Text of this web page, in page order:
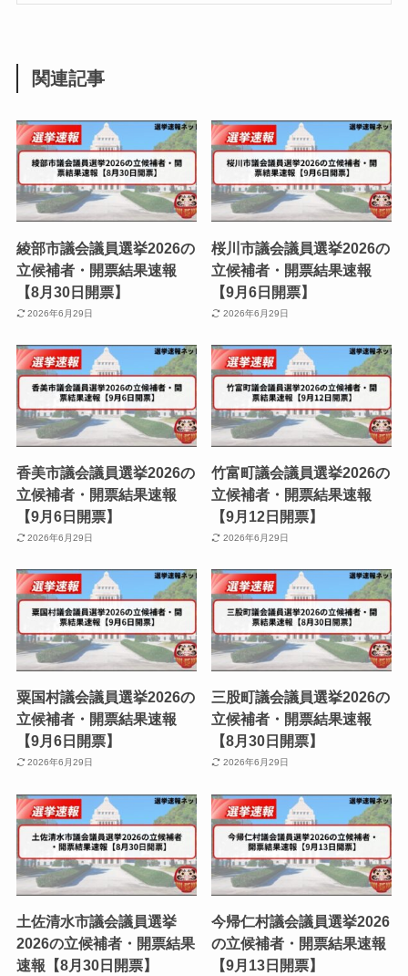
関連記事
綾部市議会議員選挙2026の
立候補者・開票結果速報
【8月30日開票】
2026年6月29日
桜川市議会議員選挙2026の
立候補者・開票結果速報
【9月6日開票】
2026年6月29日
香美市議会議員選挙2026の
立候補者・開票結果速報
【9月6日開票】
2026年6月29日
竹富町議会議員選挙2026の
立候補者・開票結果速報
【9月12日開票】
2026年6月29日
粟国村議会議員選挙2026の
立候補者・開票結果速報
【9月6日開票】
2026年6月29日
三股町議会議員選挙2026の
立候補者・開票結果速報
【8月30日開票】
2026年6月29日
土佐清水市議会議員選挙
2026の立候補者・開票結果
速報【8月30日開票】
今帰仁村議会議員選挙2026
の立候補者・開票結果速報
【9月13日開票】